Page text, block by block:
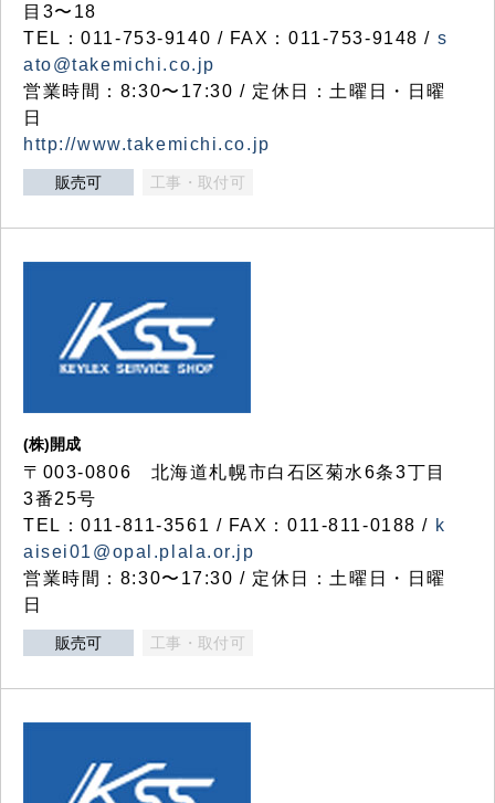
目3〜18
TEL：011-753-9140 / FAX：011-753-9148 / s
ato@takemichi.co.jp
営業時間：8:30〜17:30 / 定休日：土曜日・日曜
日
http://www.takemichi.co.jp
販売可 工事・取付可
(株)開成
〒003-0806 北海道札幌市白石区菊水6条3丁目
3番25号
TEL：011-811-3561 / FAX：011-811-0188 / k
aisei01@opal.plala.or.jp
営業時間：8:30〜17:30 / 定休日：土曜日・日曜
日
販売可 工事・取付可